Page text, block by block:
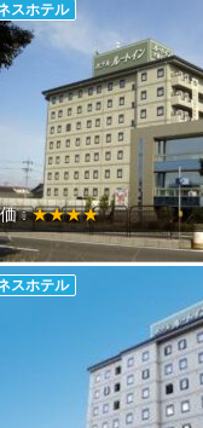
スホテル
:★★★★
スホテル